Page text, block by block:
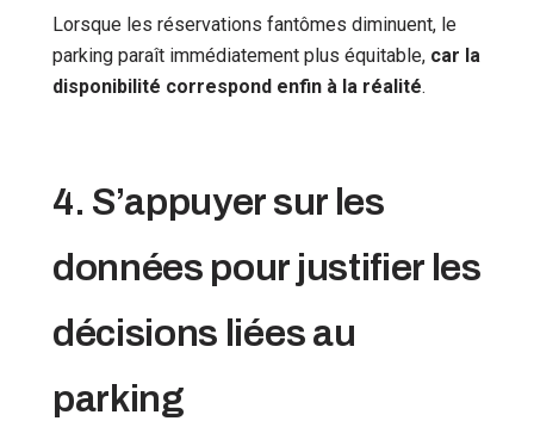
Lorsque les réservations fantômes diminuent, le
parking paraît immédiatement plus équitable, car la
disponibilité correspond enfin à la réalité.
4. S’appuyer sur les
données pour justifier les
décisions liées au
parking